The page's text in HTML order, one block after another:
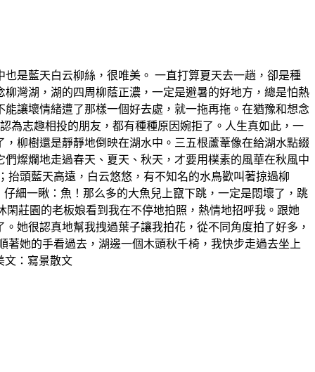
是藍天白云柳絲，很唯美。 一直打算夏天去一趟，卻是種
灣湖，湖的四周柳蔭正濃，一定是避暑的好地方，總是怕熱
讓壞情緒遭了那樣一個好去處，就一拖再拖。在猶豫和想念
為志趣相投的朋友，都有種種原因婉拒了。人生真如此，一
柳樹還是靜靜地倒映在湖水中。三五根蘆葦像在給湖水點綴
燦爛地走過春天、夏天、秋天，才要用樸素的風華在秋風中
頭藍天高遠，白云悠悠，有不知名的水鳥歡叫著掠過柳
細一瞅：魚！那么多的大魚兒上竄下跳，一定是悶壞了，跳
莊園的老板娘看到我在不停地拍照，熱情地招呼我。跟她
她很認真地幫我拽過葉子讓我拍花，從不同角度拍了好多，
著她的手看過去，湖邊一個木頭秋千椅，我快步走過去坐上
文：寫景散文